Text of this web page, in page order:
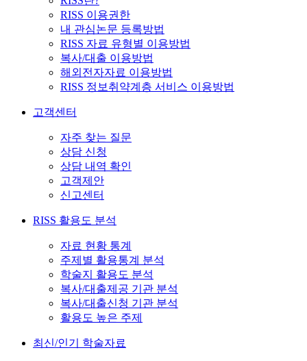
RISS 이용권한
내 관심논문 등록방법
RISS 자료 유형별 이용방법
복사/대출 이용방법
해외전자자료 이용방법
RISS 정보취약계층 서비스 이용방법
고객센터
자주 찾는 질문
상담 신청
상담 내역 확인
고객제안
신고센터
RISS 활용도 분석
자료 현황 통계
주제별 활용통계 분석
학술지 활용도 분석
복사/대출제공 기관 분석
복사/대출신청 기관 분석
활용도 높은 주제
최신/인기 학술자료